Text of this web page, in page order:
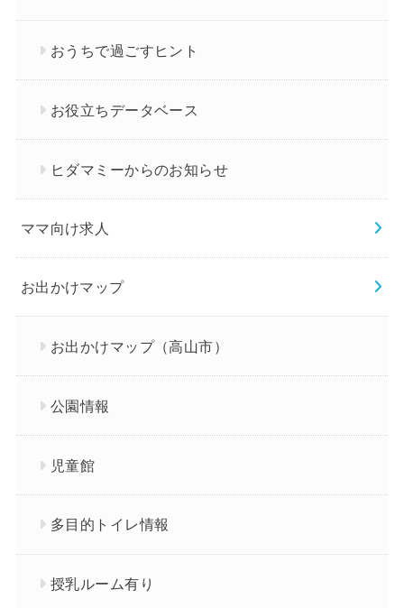
おうちで過ごすヒント
お役立ちデータベース
ヒダマミーからのお知らせ
ママ向け求人
お出かけマップ
お出かけマップ（高山市）
公園情報
児童館
多目的トイレ情報
授乳ルーム有り